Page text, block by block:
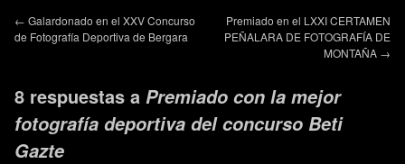
← Galardonado en el XXV Concurso
de Fotografía Deportiva de Bergara
Premiado en el LXXI CERTAMEN
PEÑALARA DE FOTOGRAFÍA DE
MONTAÑA →
8 respuestas a Premiado con la mejor
fotografía deportiva del concurso Beti
Gazte